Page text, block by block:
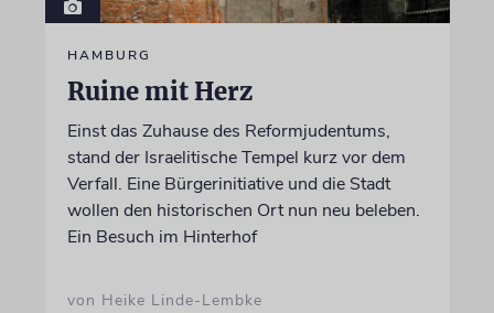
HAMBURG
Ruine mit Herz
Einst das Zuhause des Reformjudentums,
stand der Israelitische Tempel kurz vor dem
Verfall. Eine Bürgerinitiative und die Stadt
wollen den historischen Ort nun neu beleben.
Ein Besuch im Hinterhof
von Heike Linde-Lembke